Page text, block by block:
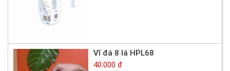
Vĩ đá 8 lá HPL68
40.000 đ